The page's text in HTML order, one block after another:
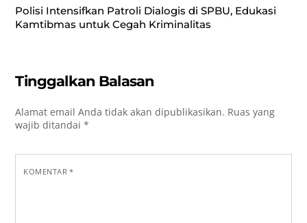
Polisi Intensifkan Patroli Dialogis di SPBU, Edukasi
Kamtibmas untuk Cegah Kriminalitas
Tinggalkan Balasan
Alamat email Anda tidak akan dipublikasikan. Ruas yang
wajib ditandai*
KOMENTAR*